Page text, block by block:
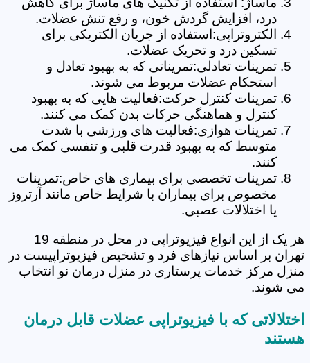
درد، افزایش گردش خون، و رفع تنش عضلات.
الکتروتراپی:استفاده از جریان الکتریکی برای
تسکین درد و تحریک عضلات.
تمرینات تعادلی:تمریناتی که به بهبود تعادل و
استحکام عضلات مربوط می شوند.
تمرینات کنترل حرکت:فعالیت هایی که به بهبود
کنترل و هماهنگی حرکات بدن کمک می کنند.
تمرینات هوازی:فعالیت های ورزشی با شدت
متوسط که به بهبود قدرت قلبی و تنفسی کمک می
کنند.
تمرینات تخصصی برای بیماری های خاص:تمرینات
مخصوص برای بیماران با شرایط خاص مانند آرتروز
یا اختلالات عصبی.
هر یک از این انواع فیزیوتراپی در محل در منطقه 19
تهران بر اساس نیازهای فرد و تشخیص فیزیوتراپیست در
منزل مرکز خدمات پرستاری در منزل درمان نو انتخاب
می شوند.
اختلالاتی که با فیزیوتراپی عضلات قابل درمان
هستند